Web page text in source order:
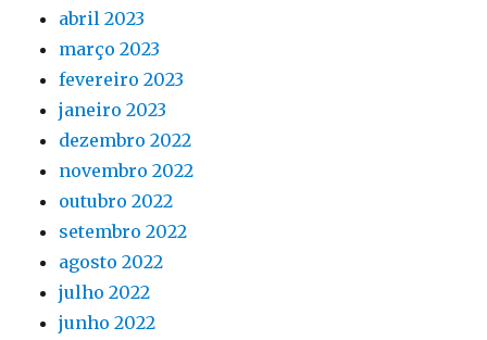
abril 2023
março 2023
fevereiro 2023
janeiro 2023
dezembro 2022
novembro 2022
outubro 2022
setembro 2022
agosto 2022
julho 2022
junho 2022